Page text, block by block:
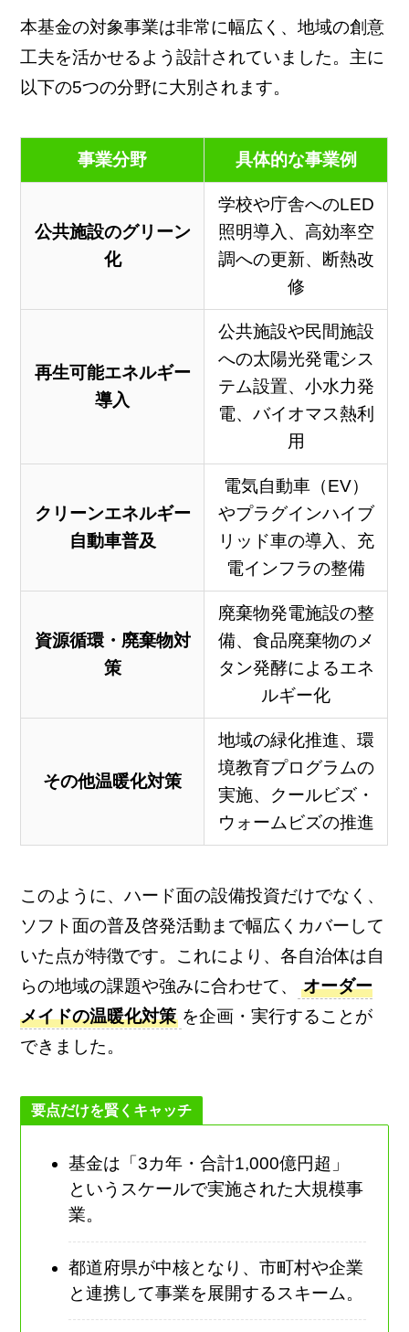
本基金の対象事業は非常に幅広く、地域の創意
工夫を活かせるよう設計されていました。主に
以下の5つの分野に大別されます。
事業分野 具体的な事業例
公共施設のグリーン
化
学校や庁舎へのLED
照明導入、高効率空
調への更新、断熱改
修
再生可能エネルギー
導入
公共施設や民間施設
への太陽光発電シス
テム設置、小水力発
電、バイオマス熱利
用
クリーンエネルギー
自動車普及
電気自動車（EV）
やプラグインハイブ
リッド車の導入、充
電インフラの整備
資源循環・廃棄物対
策
廃棄物発電施設の整
備、食品廃棄物のメ
タン発酵によるエネ
ルギー化
その他温暖化対策
地域の緑化推進、環
境教育プログラムの
実施、クールビズ・
ウォームビズの推進
このように、ハード面の設備投資だけでなく、
ソフト面の普及啓発活動まで幅広くカバーして
いた点が特徴です。これにより、各自治体は自
らの地域の課題や強みに合わせて、
オーダー
メイドの温暖化対策 を企画・実行することが
できました。
要点だけを賢くキャッチ
基金は「3カ年・合計1,000億円超」
というスケールで実施された大規模事
業。
都道府県が中核となり、市町村や企業
と連携して事業を展開するスキーム。